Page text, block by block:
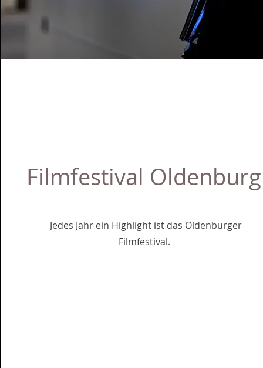
Filmfestival Oldenburg
Jedes Jahr ein Highlight ist das Oldenburger
Filmfestival.